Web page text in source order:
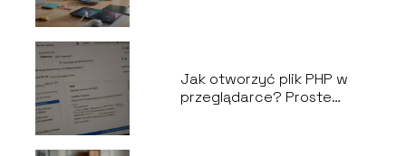
Jak otworzyć plik PHP w
przeglądarce? Proste